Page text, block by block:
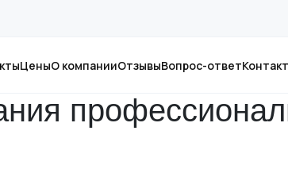
ЦеныО компанииОтзывыВопрос-ответ
кластера